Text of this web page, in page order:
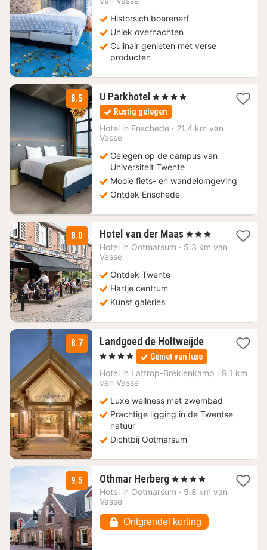
Historsich boerenerf
Uniek overnachten
Culinair genieten met verse
producten
8.5 U Parkhotel 2
nachten
vanaf
120,50
, 4 Sterren
Rustig gelegen
Hotel in Enschede · 21.4 km van
Vasse
Gelegen op de campus van
Universiteit Twente
Mooie fiets- en wandelomgeving
Ontdek Enschede
8.0 Hotel van der Maas 1
nacht
, 3 Sterren
Hotel in Ootmarsum · 5.3 km van
Vasse
Ontdek Twente
Hartje centrum
Kunst galeries
8.7 Landgoed de Holtweijde1
nacht
vanaf
119,50
, 4 Sterren Geniet van luxe
Hotel in Lattrop-Breklenkamp · 9.1 km
van Vasse
Luxe wellness met zwembad
Prachtige ligging in de Twentse
natuur
Dichtbij Ootmarsum
9.5 Othmar Herberg 1
nacht
€
, 4 Sterren
Hotel in Ootmarsum · 5.8 km van
Vasse
Ontgrendel korting